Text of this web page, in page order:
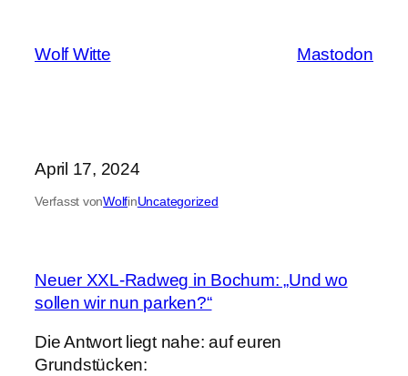
springen
Wolf Witte Mastodon
April 17, 2024
Verfasst vonWolfinUncategorized
Neuer XXL-Radweg in Bochum: „Und wo
sollen wir nun parken?“
Die Antwort liegt nahe: auf euren
Grundstücken: